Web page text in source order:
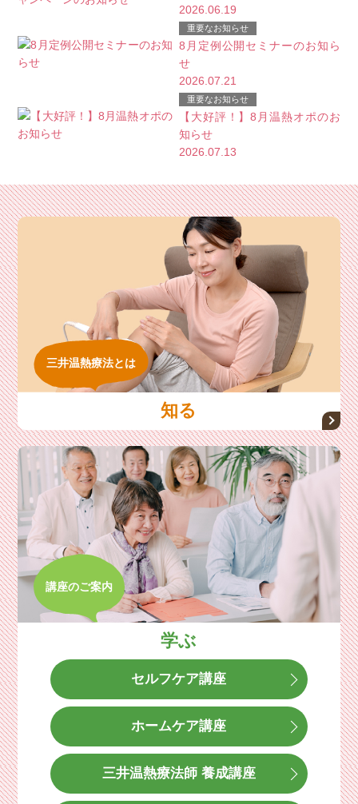
ーンのお知らせ
2026.06.19
重要なお知らせ
8月定例公開セミナーのお知ら
せ
2026.07.21
重要なお知らせ
【大好評！】8月温熱オポのお
知らせ
2026.07.13
三井温熱療法とは
知る
講座のご案内
学ぶ
セルフケア講座
ホームケア講座
三井温熱療法師 養成講座